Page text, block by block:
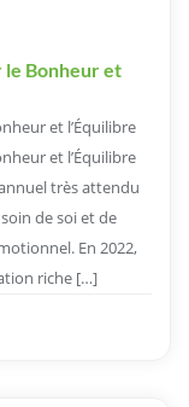
le Bonheur et
et l’Équilibre
et l’Équilibre
très attendu
de soi et de
En 2022,
riche […]